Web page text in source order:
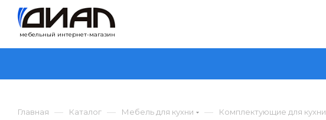
мебельный интернет-магазин
Главная — Каталог — Мебель для кухни — Комплектующие для кухни